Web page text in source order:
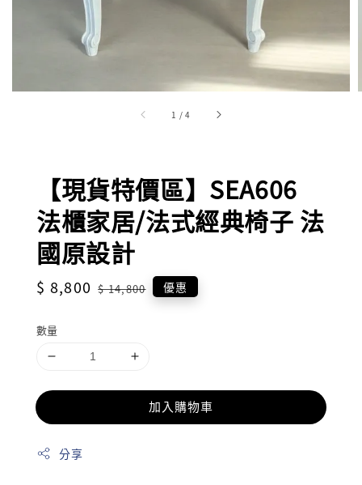
1 /4
【現貨特價區】SEA606
法櫃家居/法式經典椅子 法
國原設計
Sale
$ 8,800 Regular
$ 14,800 優惠
數量
加入購物車
分享